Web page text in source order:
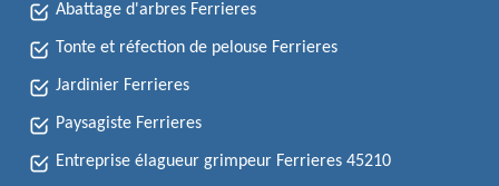
Abattage d'arbres Ferrieres
Tonte et réfection de pelouse Ferrieres
Jardinier Ferrieres
Paysagiste Ferrieres
Entreprise élagueur grimpeur Ferrieres 45210